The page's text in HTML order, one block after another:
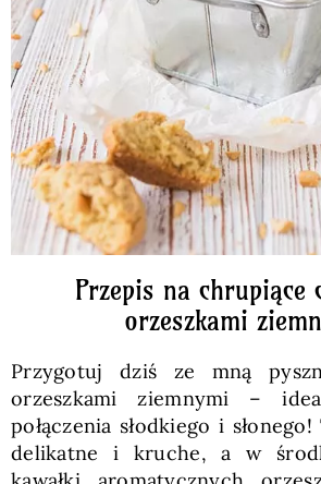
Przepis na chrupiące
orzeszkami
Przygotuj dziś ze mną
orzeszkami ziemnymi –
połączenia słodkiego i
delikatne i kruche, a w